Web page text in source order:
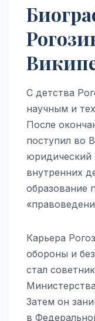
С детства
научным и
После
поступил во
юридический
внутренних
образование
Карьера
обороны и
стал
Затем он
в